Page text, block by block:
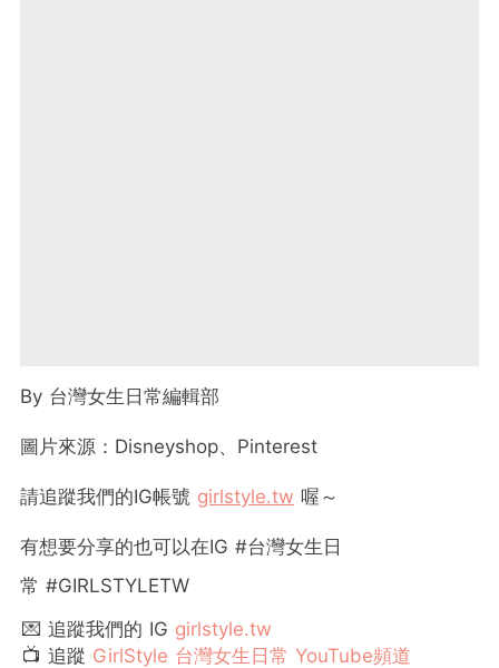
By 台灣女生日常編輯部
圖片來源：Disneyshop、Pinterest
請追蹤我們的IG帳號 girlstyle.tw 喔～
有想要分享的也可以在IG #台灣女生日
常 #GIRLSTYLETW
💌 追蹤我們的 IG girlstyle.tw
📺 追蹤 GirlStyle 台灣女生日常 YouTube頻道